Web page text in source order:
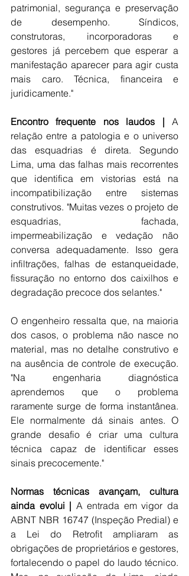
patrimonial, segurança e preservação
de desempenho. Síndicos,
construtoras, incorporadoras e
gestores já percebem que esperar a
manifestação aparecer para agir custa
mais caro. Técnica, financeira e
juridicamente."
Encontro frequente nos laudos | A
relação entre a patologia e o universo
das esquadrias é direta. Segundo
Lima, uma das falhas mais recorrentes
que identifica em vistorias está na
incompatibilização entre sistemas
construtivos. "Muitas vezes o projeto de
esquadrias, fachada,
impermeabilização e vedação não
conversa adequadamente. Isso gera
infiltrações, falhas de estanqueidade,
fissuração no entorno dos caixilhos e
degradação precoce dos selantes."
O engenheiro ressalta que, na maioria
dos casos, o problema não nasce no
material, mas no detalhe construtivo e
na ausência de controle de execução.
"Na engenharia diagnóstica
aprendemos que o problema
raramente surge de forma instantânea.
Ele normalmente dá sinais antes. O
grande desafio é criar uma cultura
técnica capaz de identificar esses
sinais precocemente."
Normas técnicas avançam, cultura
ainda evolui | A entrada em vigor da
ABNT NBR 16747 (Inspeção Predial) e
a Lei do Retrofit ampliaram as
obrigações de proprietários e gestores,
fortalecendo o papel do laudo técnico.